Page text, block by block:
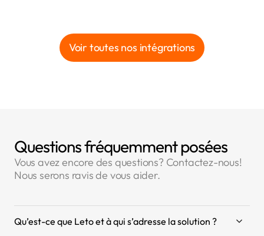
Voir toutes nos intégrations
Questions fréquemment posées
Vous avez encore des questions? Contactez-nous!
Nous serons ravis de vous aider.
Qu’est-ce que Leto et à qui s’adresse la solution ?